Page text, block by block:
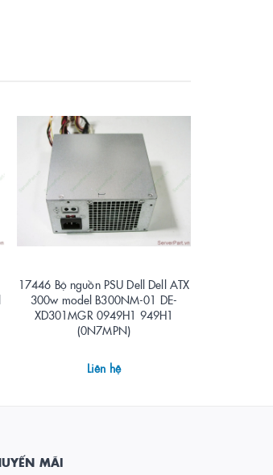
17446 Bộ nguồn PSU Dell Dell ATX
300w model B300NM-01 DE-
XD301MGR 0949H1 949H1
(0N7MPN)
Liên hệ
MÃI